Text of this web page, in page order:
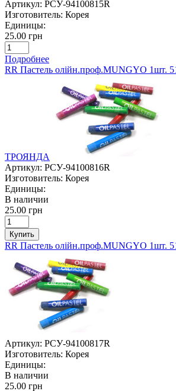
Артикул: РСУ-94100815R
Изготовитель: Корея
Единицы:
25.00 грн
Подробнее
RR Пастель олійн.проф.MUNGYO 1шт.
ТРОЯНДА
Артикул: РСУ-94100816R
Изготовитель: Корея
Единицы:
В наличии
25.00 грн
Купить
RR Пастель олійн.проф.MUNGYO
Артикул: РСУ-94100817R
Изготовитель: Корея
Единицы:
В наличии
25.00 грн